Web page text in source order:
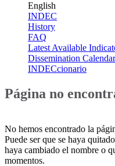
English
INDEC
History
FAQ
Latest Available
Dissemination Calendar
INDECcionario
Página no
No hemos encontrado la
Puede ser que se haya
haya cambiado el nombre o
momentos.